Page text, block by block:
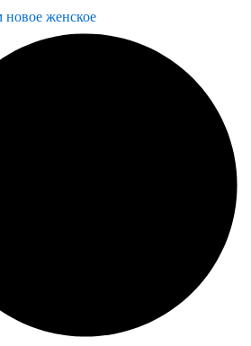
новое женское